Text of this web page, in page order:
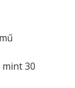
30